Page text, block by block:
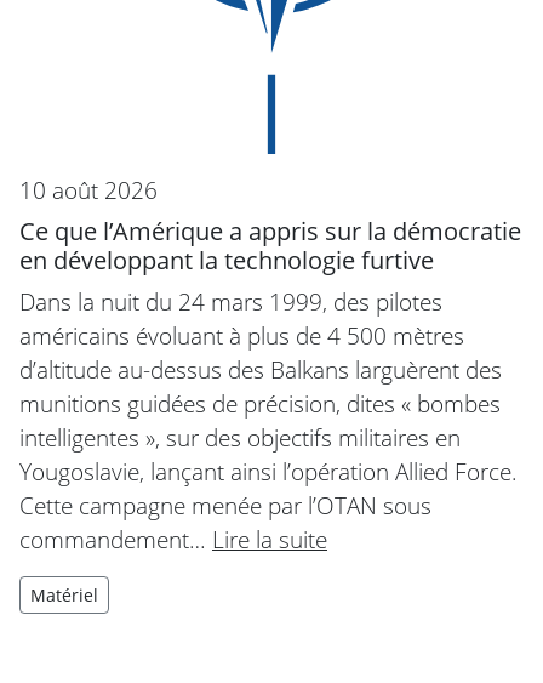
10 août 2026
Ce que l’Amérique a appris sur la démocratie
en développant la technologie furtive
Dans la nuit du 24 mars 1999, des pilotes
américains évoluant à plus de 4 500 mètres
d’altitude au-dessus des Balkans larguèrent des
munitions guidées de précision, dites « bombes
intelligentes », sur des objectifs militaires en
Yougoslavie, lançant ainsi l’opération Allied Force.
Cette campagne menée par l’OTAN sous
commandement… Lire la suite
Matériel